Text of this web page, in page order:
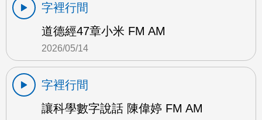
字裡行間
道德經47章小米 FM AM
2026/05/14
字裡行間
讓科學數字說話 陳偉婷 FM AM